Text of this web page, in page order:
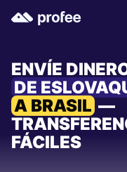
ENVÍE
DE
A BRASIL —
FÁCILES